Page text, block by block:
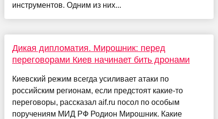
инструментов. Одним из них...
Дикая дипломатия. Мирошник: перед
переговорами Киев начинает бить дронами
Киевский режим всегда усиливает атаки по
российским регионам, если предстоят какие-то
переговоры, рассказал aif.ru посол по особым
поручениям МИД РФ Родион Мирошник. Какие